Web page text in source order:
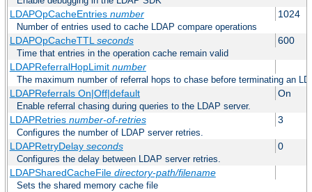
LDAPOpCacheEntries number 1024
Number of entries used to cache LDAP compare operations
LDAPOpCacheTTL seconds 600
Time that entries in the operation cache remain valid
LDAPReferralHopLimit number
The maximum number of referral hops to chase before terminating an
LDAPReferrals On|Off|default On
Enable referral chasing during queries to the LDAP server.
LDAPRetries number-of-retries 3
Configures the number of LDAP server retries.
LDAPRetryDelay seconds 0
Configures the delay between LDAP server retries.
LDAPSharedCacheFile directory-path/filename
Sets the shared memory cache file